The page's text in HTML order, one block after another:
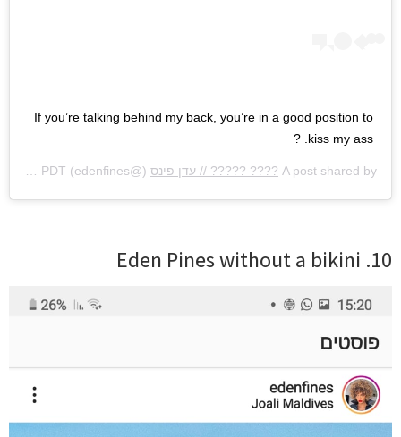
If you’re talking behind my back, you’re in a good position to
kiss my ass. ?
A post shared by ???? ????? // עדן פינס (@edenfines) on
May 27, 2020 at 12:17pm PDT
10. Eden Pines without a bikini